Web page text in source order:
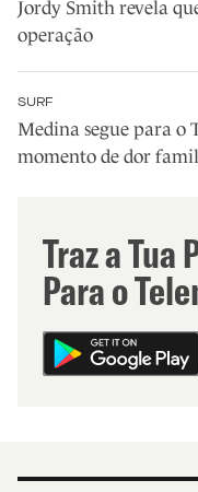
Jordy Smith revela
operação
SURF
Medina segue para o
momento de dor
Traz a Tua
Para o